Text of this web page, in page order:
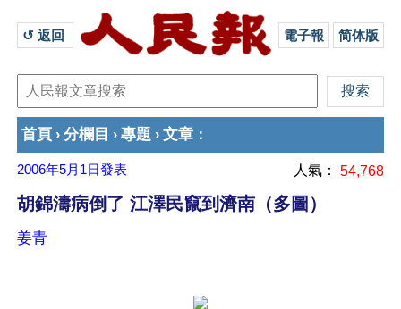
↺ 返回 電子報 简体版
首頁 › 分欄目 › 專題 › 文章 ：
2006年5月1日發表 人氣： 54,768
胡錦濤病倒了 江澤民竄到濟南（多圖）
姜青